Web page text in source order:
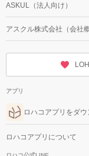
ASKUL（法人向け）
アスクル株式会社（会社概
アプリ
ロハコアプリをダウ
ロハコアプリについて